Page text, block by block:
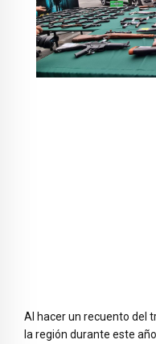
Al hacer un recuento del
la región durante este